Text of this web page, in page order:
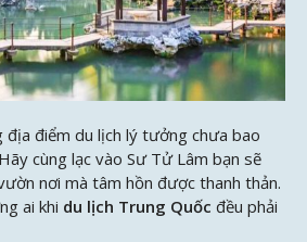
địa điểm du lịch lý tưởng chưa bao
cùng lạc vào Sư Tử Lâm bạn sẽ
nơi mà tâm hồn được thanh thản.
ai khi du lịch Trung Quốc đều phải